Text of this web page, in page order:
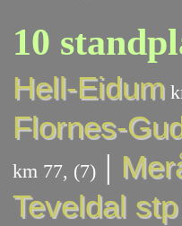
10
Hell-Eidum
Flornes-
km 77, (7) |
Teveldal stp